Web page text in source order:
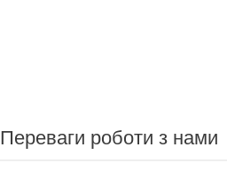
Переваги роботи з нами